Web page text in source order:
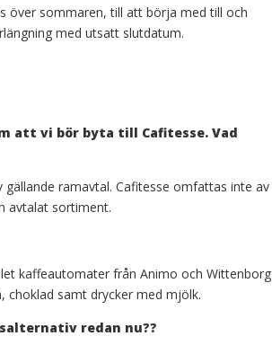
över sommaren, till att börja med till och
med utsatt slutdatum.
att vi bör byta till Cafitesse. Vad
ramavtal. Cafitesse omfattas inte av
avtalat sortiment.
kaffeautomater från Animo och Wittenborg
choklad samt drycker med mjölk.
redan nu??